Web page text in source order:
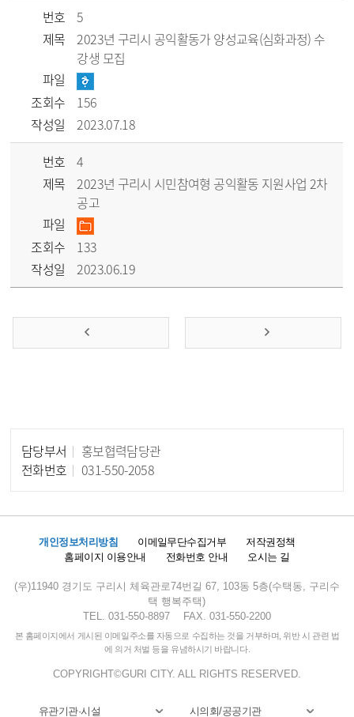
번호
5
제목
2023년 구리시 공익활동가 양성교육(심화과정) 수
강생 모집
파일
조회수
156
작성일
2023.07.18
번호
4
제목
2023년 구리시 시민참여형 공익활동 지원사업 2차
공고
파일
조회수
133
작성일
2023.06.19
담당부서
홍보협력담당관
전화번호
031-550-2058
개인정보처리방침 이메일무단수집거부
저작권정책
홈페이지 이용안내
전화번호 안내 오시는 길
(우)11940 경기도 구리시 체육관로74번길 67, 103동 5층(수택동, 구리수
택 행복주택)
TEL. 031-550-8897
FAX. 031-550-2200
본 홈페이지에서 게시된 이메일주소를 자동으로 수집하는 것을 거부하며, 위반 시 관련 법
에 의거 처벌 등을 유념하시기 바랍니다.
COPYRIGHT©GURI CITY. ALL RIGHTS RESERVED.
유관기관·시설 시의회/공공기관